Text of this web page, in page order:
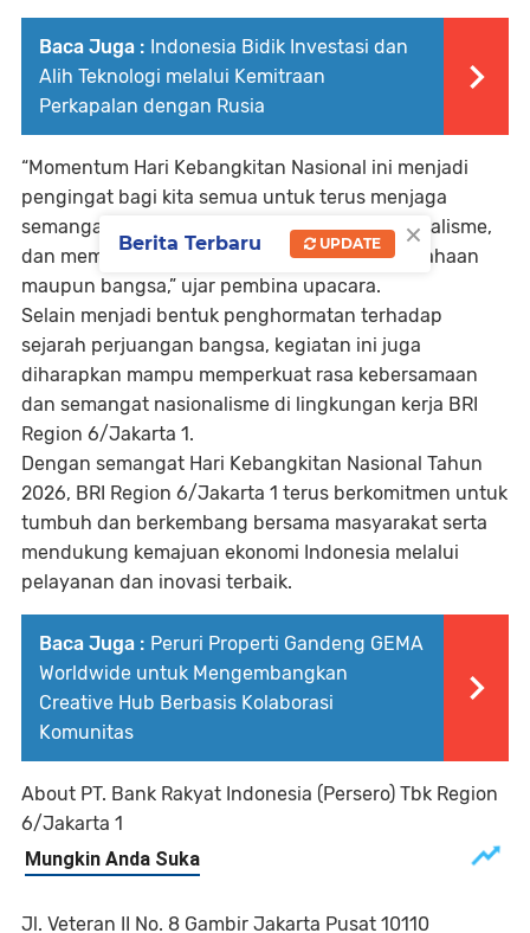
Baca Juga : Indonesia Bidik Investasi dan
Alih Teknologi melalui Kemitraan
Perkapalan dengan Rusia
“Momentum Hari Kebangkitan Nasional ini menjadi
pengingat bagi kita semua untuk terus menjaga
semangat persatuan, meningkatkan profesionalisme,
dan memberikan kontribusi positif bagi perusahaan
maupun bangsa,” ujar pembina upacara.
Selain menjadi bentuk penghormatan terhadap
sejarah perjuangan bangsa, kegiatan ini juga
diharapkan mampu memperkuat rasa kebersamaan
dan semangat nasionalisme di lingkungan kerja BRI
Region 6/Jakarta 1.
Dengan semangat Hari Kebangkitan Nasional Tahun
2026, BRI Region 6/Jakarta 1 terus berkomitmen untuk
tumbuh dan berkembang bersama masyarakat serta
mendukung kemajuan ekonomi Indonesia melalui
pelayanan dan inovasi terbaik.
Baca Juga : Peruri Properti Gandeng GEMA
Worldwide untuk Mengembangkan
Creative Hub Berbasis Kolaborasi
Komunitas
About PT. Bank Rakyat Indonesia (Persero) Tbk Region
6/Jakarta 1
Jl. Veteran II No. 8 Gambir Jakarta Pusat 10110
×
Berita Terbaru UPDATE